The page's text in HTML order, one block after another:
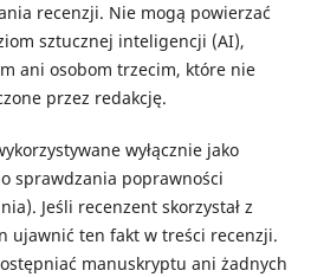
recenzji. Nie mogą powierzać
sztucznej inteligencji (AI),
ani osobom trzecim, które nie
przez redakcję.
wyłącznie jako
sprawdzania poprawności
Jeśli recenzent skorzystał z
ujawnić ten fakt w treści recenzji.
manuskryptu ani żadnych